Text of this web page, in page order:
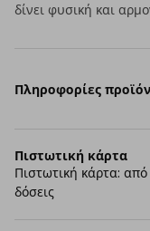
δίνει φυσική και
Πληροφορίες
Πιστωτική κάρτα
Πιστωτική κάρτα: από
δόσεις